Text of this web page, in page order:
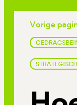
Vorige